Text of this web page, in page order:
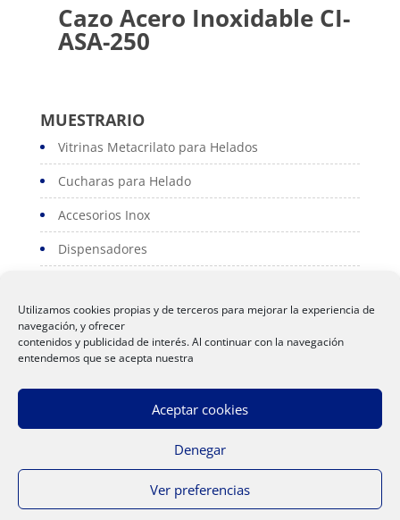
Utilizamos cookies propias y de terceros para mejorar la experiencia de
navegación, y ofrecer
contenidos y publicidad de interés. Al continuar con la navegación
entendemos que se acepta nuestra
Aceptar cookies
Denegar
Ver preferencias
Cazo Acero Inoxidable CI-
ASA-250
MUESTRARIO
Vitrinas Metacrilato para Helados
Cucharas para Helado
Accesorios Inox
Dispensadores
Serviconos
Servilleteros
Polos
Aviso Legal|Política de Privacidad|Politica de